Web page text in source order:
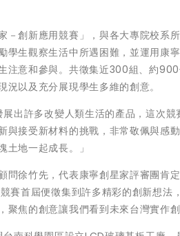
創新應用競賽」，與各大專院校系
生觀察生活中所遇困難，並運用康
注意和參與。共徵集近300組、約
以及充分展現學生多維的創意。
出許多改變人類生活的產品，這次競
接受新材料的挑戰，非常敬佩與感
地一起成長。」
徐竹先，代表康寧創星家評審團肯
賽首屆便徵集到許多精彩的創新想法
焦的創意讓我們看到未來台灣實作